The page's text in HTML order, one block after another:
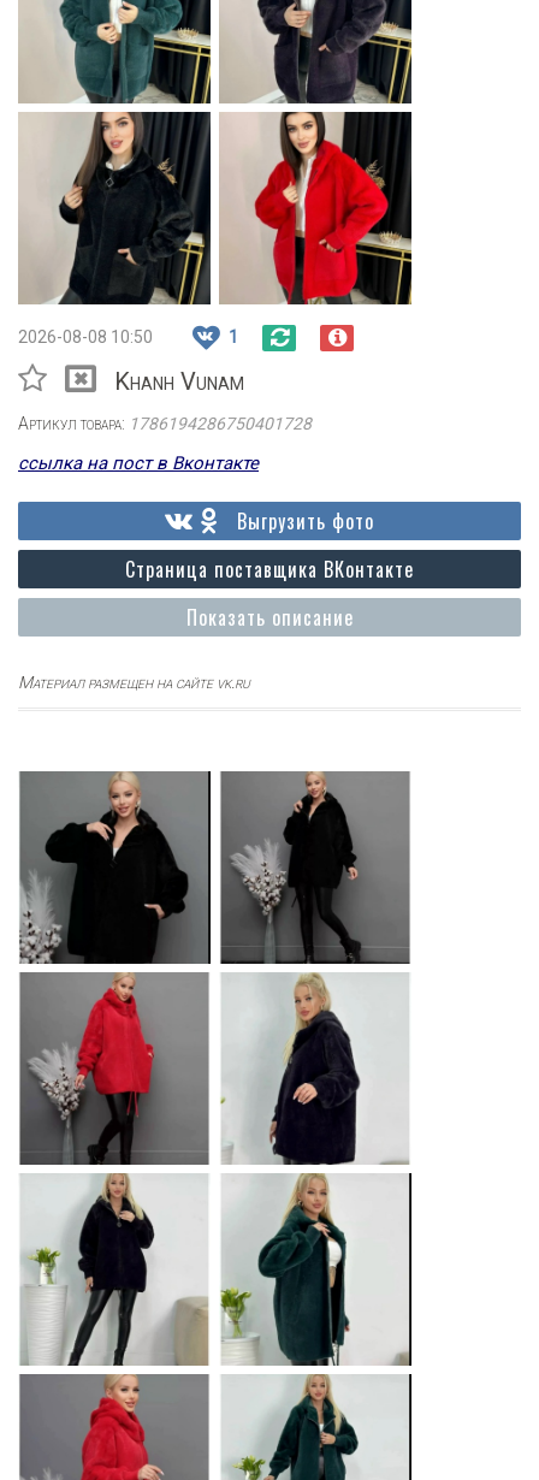
2026-08-08 10:50 1
Khanh Vunam
Артикул товара: 1786194286750401728
ссылка на пост в Вконтакте
Показать описание
Страница поставщика ВКонтакте
Выгрузить фото
Материал размещен на сайте vk.ru